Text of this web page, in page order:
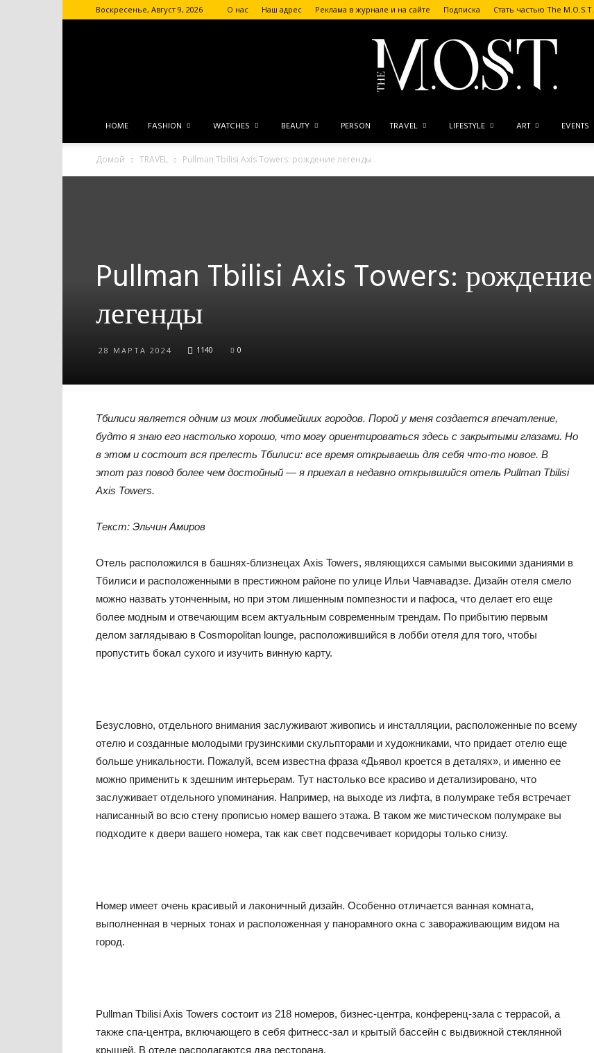
Воскресенье, Август 9, 2026 О нас Наш адрес Реклама в журнале и на сайте Подписка Стать частью The M.O.S.T.
The
HOME FASHION WATCHES BEAUTY PERSON TRAVEL LIFESTYLE ART EVENTS
Домой TRAVEL Pullman Tbilisi Axis Towers: рождение легенды
Pullman Tbilisi Axis Towers: рождение
легенды
28 МАРТА 2024 1140 0
Тбилиси является одним из моих любимейших городов. Порой у меня создается впечатление,
будто я знаю его настолько хорошо, что могу ориентироваться здесь с закрытыми глазами. Но
в этом и состоит вся прелесть Тбилиси: все время открываешь для себя что-то новое. В
этот раз повод более чем достойный — я приехал в недавно открывшийся отель Pullman Tbilisi
Axis Towers.
Текст: Эльчин Амиров
Отель расположился в башнях-близнецах Axis Towers, являющихся самыми высокими зданиями в
Тбилиси и расположенными в престижном районе по улице Ильи Чавчавадзе. Дизайн отеля смело
можно назвать утонченным, но при этом лишенным помпезности и пафоса, что делает его еще
более модным и отвечающим всем актуальным современным трендам. По прибытию первым
делом заглядываю в Cosmopolitan lounge, расположившийся в лобби отеля для того, чтобы
пропустить бокал сухого и изучить винную карту.
Безусловно, отдельного внимания заслуживают живопись и инсталляции, расположенные по всему
отелю и созданные молодыми грузинскими скульпторами и художниками, что придает отелю еще
больше уникальности. Пожалуй, всем известна фраза «Дьявол кроется в деталях», и именно ее
можно применить к здешним интерьерам. Тут настолько все красиво и детализировано, что
заслуживает отдельного упоминания. Например, на выходе из лифта, в полумраке тебя встречает
написанный во всю стену прописью номер вашего этажа. В таком же мистическом полумраке вы
подходите к двери вашего номера, так как свет подсвечивает коридоры только снизу.
Номер имеет очень красивый и лаконичный дизайн. Особенно отличается ванная комната,
выполненная в черных тонах и расположенная у панорамного окна с завораживающим видом на
город.
Pullman Tbilisi Axis Towers состоит из 218 номеров, бизнес-центра, конференц-зала с террасой, а
также спа-центра, включающего в себя фитнесс-зал и крытый бассейн с выдвижной стеклянной
крышей. В отеле располагаются два ресторана.